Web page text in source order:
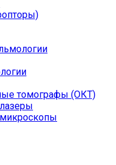
томографы (ОКТ)